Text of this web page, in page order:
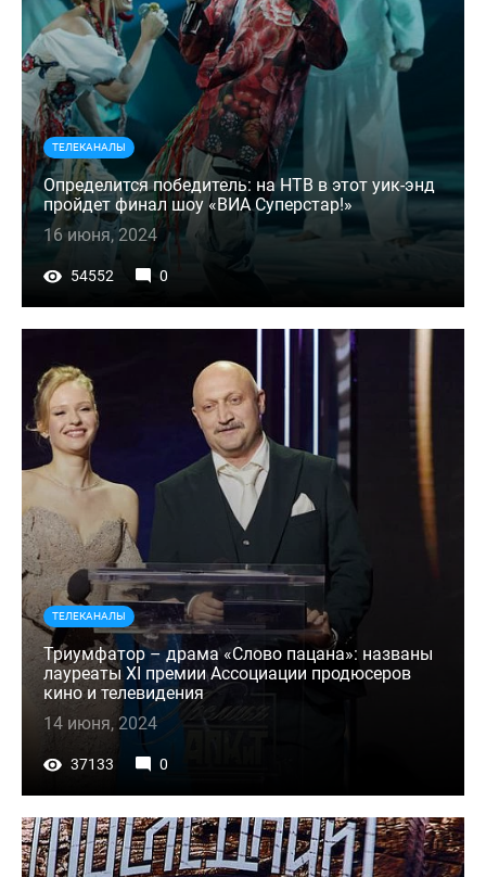
ТЕЛЕКАНАЛЫ
Определится победитель: на НТВ в этот уик-энд
пройдет финал шоу «ВИА Суперстар!»
16 июня, 2024
54552 0
ТЕЛЕКАНАЛЫ
Триумфатор – драма «Слово пацана»: названы
лауреаты XI премии Ассоциации продюсеров
кино и телевидения
14 июня, 2024
37133 0